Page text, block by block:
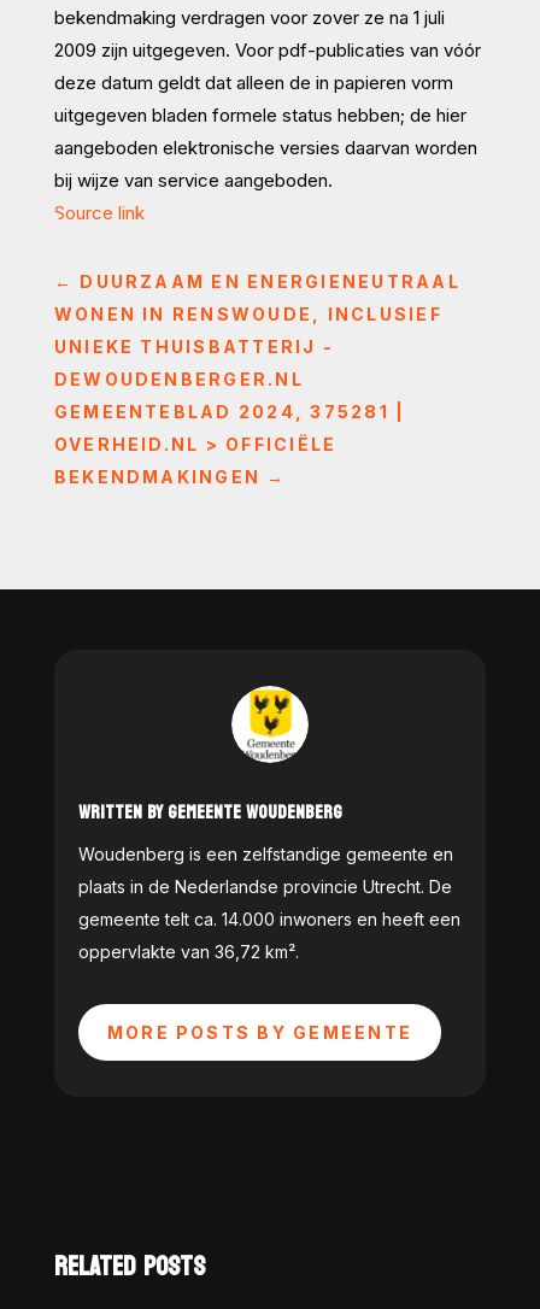
bekendmaking verdragen voor zover ze na 1 juli
2009 zijn uitgegeven. Voor pdf-publicaties van vóór
deze datum geldt dat alleen de in papieren vorm
uitgegeven bladen formele status hebben; de hier
aangeboden elektronische versies daarvan worden
bij wijze van service aangeboden.
Source link
← DUURZAAM EN ENERGIENEUTRAAL
WONEN IN RENSWOUDE, INCLUSIEF
UNIEKE THUISBATTERIJ -
DEWOUDENBERGER.NL
GEMEENTEBLAD 2024, 375281 |
OVERHEID.NL > OFFICIËLE
BEKENDMAKINGEN →
WRITTEN BY GEMEENTE WOUDENBERG
Woudenberg is een zelfstandige gemeente en
plaats in de Nederlandse provincie Utrecht. De
gemeente telt ca. 14.000 inwoners en heeft een
oppervlakte van 36,72 km².
MORE POSTS BY GEMEENTE
RELATED POSTS